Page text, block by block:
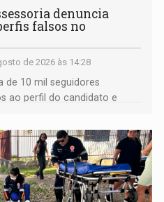
denuncia
falsos no
de 2026 às 14:28
de 10 mil seguidores
ao perfil do candidato e